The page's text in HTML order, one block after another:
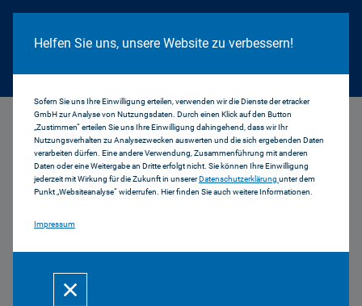
Cookie Hinweis
Helfen Sie uns, unsere Website zu verbessern!
Sofern Sie uns Ihre Einwilligung erteilen, verwenden wir die Dienste der etracker
GmbH zur Analyse von Nutzungsdaten. Durch einen Klick auf den Button
„Zustimmen“ erteilen Sie uns Ihre Einwilligung dahingehend, dass wir Ihr
Nutzungsverhalten zu Analysezwecken auswerten und die sich ergebenden Daten
verarbeiten dürfen. Eine andere Verwendung, Zusammenführung mit anderen
Daten oder eine Weitergabe an Dritte erfolgt nicht. Sie können Ihre Einwilligung
jederzeit mit Wirkung für die Zukunft in unsererDatenschutzerklärung unter dem
Punkt „Websiteanalyse“ widerrufen. Hier finden Sie auch weitere Informationen.
Impressum
Aktuell
Neue Mitglieder aus dem
Bayerischen Landtag im
BLM-Medienrat